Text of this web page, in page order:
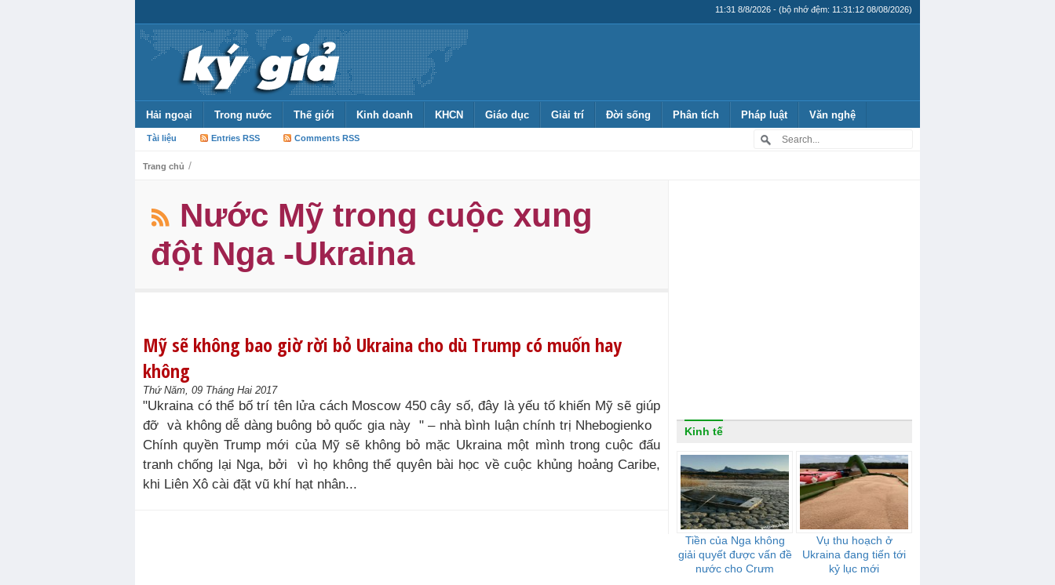
11:31 8/8/2026 - (bộ nhớ đệm: 11:31:12 08/08/2026)
Hải ngoại Trong nước Thế giới Kinh doanh KHCN Giáo dục Giải trí Đời sống Phân tích Pháp luật Văn nghệ
Tài liệu Entries RSS Comments RSS
Trang chủ /
Nước Mỹ trong cuộc xung
đột Nga -Ukraina
Mỹ sẽ không bao giờ rời bỏ Ukraina cho dù Trump có muốn hay
không
Thứ Năm, 09 Tháng Hai 2017
"Ukraina có thể bố trí tên lửa cách Moscow 450 cây số, đây là yếu tố khiến Mỹ sẽ giúp
đỡ và không dễ dàng buông bỏ quốc gia này " – nhà bình luận chính trị Nhebogienko
Chính quyền Trump mới của Mỹ sẽ không bỏ mặc Ukraina một mình trong cuộc đấu
tranh chống lại Nga, bởi vì họ không thể quyên bài học về cuộc khủng hoảng Caribe,
khi Liên Xô cài đặt vũ khí hạt nhân...
Kinh tế
Tiền của Nga không
giải quyết được vấn đề
nước cho Crưm
Vụ thu hoạch ở
Ukraina đang tiến tới
kỷ lục mới